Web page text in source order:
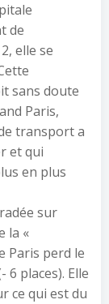
de
elle se
sans doute
Paris,
transport a
et qui
en plus
sur
la «
Paris perd le
6 places). Elle
ce qui est du